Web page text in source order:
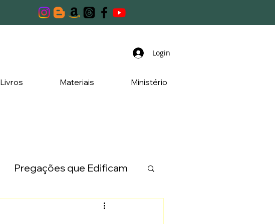
Login
Livros Materiais Ministério
Pregações que Edificam